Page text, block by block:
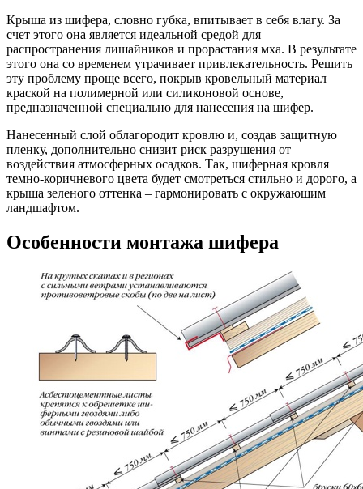
Крыша из шифера, словно губка, впитывает в себя влагу. За
счет этого она является идеальной средой для
распространения лишайников и прорастания мха. В результате
этого она со временем утрачивает привлекательность. Решить
эту проблему проще всего, покрыв кровельный материал
краской на полимерной или силиконовой основе,
предназначенной специально для нанесения на шифер.
Нанесенный слой облагородит кровлю и, создав защитную
пленку, дополнительно снизит риск разрушения от
воздействия атмосферных осадков. Так, шиферная кровля
темно-коричневого цвета будет смотреться стильно и дорого, а
крыша зеленого оттенка – гармонировать с окружающим
ландшафтом.
Особенности монтажа шифера